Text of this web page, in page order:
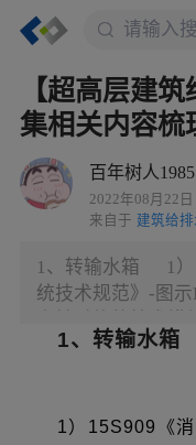
【超高层建
集相关内容梳
百年树人1985
2022年08月22
来自于 建筑给排
1、转输水箱 1）
统技术规范》-图
技术措施。（注：
1、转输水箱
1）15S909《